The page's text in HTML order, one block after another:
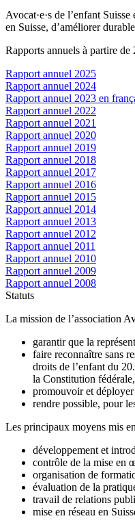
Avocat·e·s de l’enfant
en Suisse, d’améliorer
Rapports annuels à partire
Rapport annuel 2025
Rapport annuel 2024
Rapport annuel 2023 en
Rapport annuel 2022
Rapport annuel 2021
Rapport annuel 2020
Rapport annuel 2019
Rapport annuel 2018
Rapport annuel 2017
Rapport annuel 2016
Rapport annuel 2015
Rapport annuel 2014
Rapport annuel 2013
Rapport annuel 2012
Rapport annuel 2011
Rapport annuel 2010
Rapport annuel 2009
Rapport annuel 2008
Statuts
La mission de l’association
garantir que la
faire reconnaître sans
droits de l’enfant du
la Constitution
promouvoir et déployer
rendre possible, pour
Les principaux moyens mis
développement et
contrôle de la mise en
organisation de
évaluation de la
travail de relations
mise en réseau en